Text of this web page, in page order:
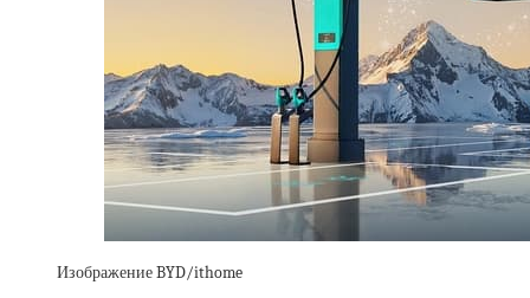
Изображение BYD/ithome